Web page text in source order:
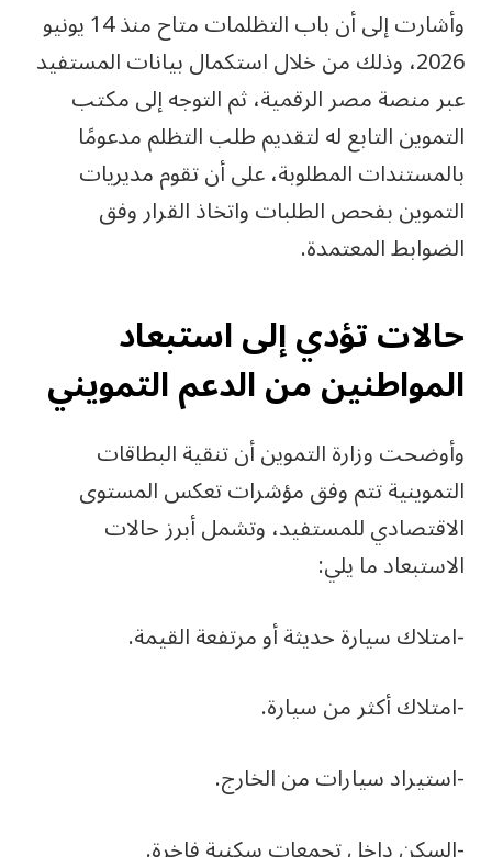
وأشارت إلى أن باب التظلمات متاح منذ 14 يونيو
2026، وذلك من خلال استكمال بيانات المستفيد
عبر منصة مصر الرقمية، ثم التوجه إلى مكتب
التموين التابع له لتقديم طلب التظلم مدعومًا
بالمستندات المطلوبة، على أن تقوم مديريات
التموين بفحص الطلبات واتخاذ القرار وفق
الضوابط المعتمدة.
حالات تؤدي إلى استبعاد
المواطنين من الدعم التمويني
وأوضحت وزارة التموين أن تنقية البطاقات
التموينية تتم وفق مؤشرات تعكس المستوى
الاقتصادي للمستفيد، وتشمل أبرز حالات
الاستبعاد ما يلي:
-امتلاك سيارة حديثة أو مرتفعة القيمة.
-امتلاك أكثر من سيارة.
-استيراد سيارات من الخارج.